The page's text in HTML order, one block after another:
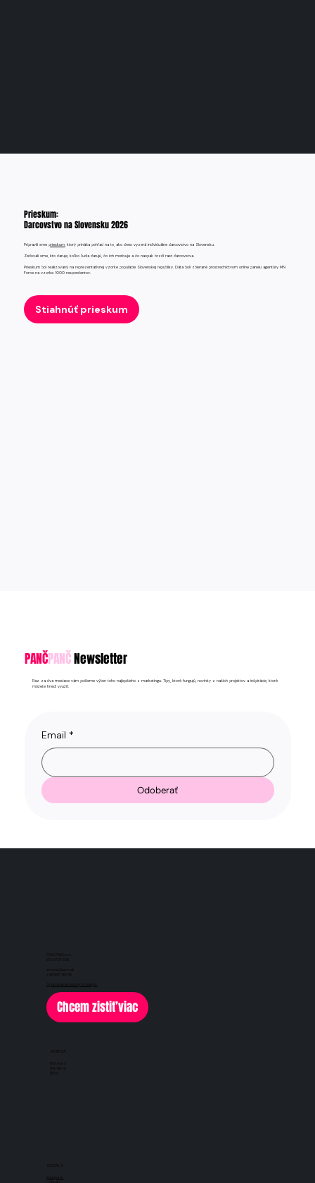
Prieskum:
Darcovstvo na Slovensku 2026
Pripravili smeprieskum , ktorý prináša pohľad na to, ako dnes vyzerá individuálne darcovstvo na Slovensku.
Zisťovali sme, kto daruje, koľko ľudia darujú, čo ich motivuje a čo naopak brzdí rast darcovstva.
Prieskum bol realizovaný na reprezentatívnej vzorke populácie Slovenskej republiky. Dáta boli zbierané prostredníctvom online panelu agentúry MN
Force na vzorke 1000 respondentov.
Stiahnúť prieskum
PANČPANČNewsletter
Raz za dva mesiace vám pošleme výber toho najlepšieho z marketingu. Tipy, ktoré fungujú, novinky z našich projektov a inšpirácie, ktoré
môžete hneď využiť.
Email *
Odoberať
+421 907 416 143
Chcem zistiť viac
Instagram